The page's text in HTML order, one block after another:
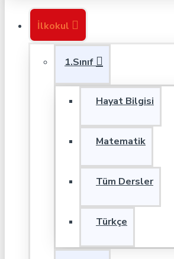
İlkokul
1.Sınıf
Hayat Bilgisi
Matematik
Tüm Dersler
Türkçe